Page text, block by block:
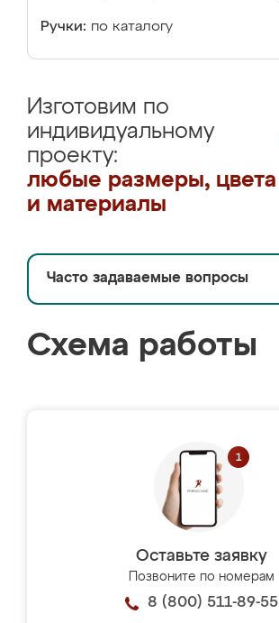
Ручки: по каталогу
Изготовим по
индивидуальному
проекту:
любые размеры, цвета
и материалы
Часто задаваемые вопросы
Схема работы
Оставьте заявку
Позвоните по номерам
8 (800) 511-89-55